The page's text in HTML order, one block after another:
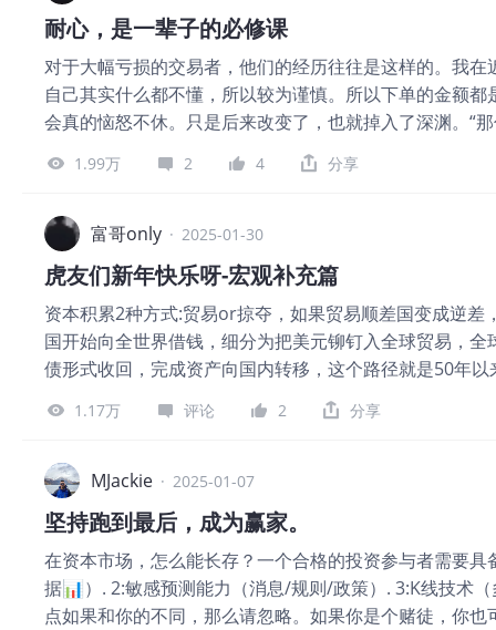
和潜在回报，适合风险承受能力较高、投资经验较为丰
分散投资降低风险，适合大多数普通投资者；债券是一
选择；保险则主要用于风险管理，为家庭提供经济保障
资目标和资金状况，选择适合自己的投资工具。 投资是
抓住每一次市场波动的人，而是那些能够坚守长期投资
有一只股票十年，那就不要考虑拥有它十分钟。”长期
和长期发展潜力，而不是被短期的市场情绪所左右。投
耐心，是一辈子的必修课
对于大幅亏损的交易者，他们的经历往往是这样的。我
自己其实什么都不懂，所以较为谨慎。所以下单的金额
会真的恼怒不休。只是后来改变了，也就掉入了深渊。“
问的好！就是当某个量变达成质变的时候，其一是金钱
明显的产生作用。其二是经验方面，当你投入交易的时
月只能赚几千块的时候，忽然有一天你在一天之内赚到
呢？“所以从只是想赚点零花钱，玩个新鲜，逐步的变
你今天忽然多赚了3万块，你可能会吃一些平时不太常吃
下的工作，做同样时间的那一班地铁，因为3万块这个金
一下300万。答案是：“那对于多数人而言似乎是够了。
你本来就有账户。在你对股市进行经验总结前，你也不
样想。但是偏偏股市上开的户又以前套牢了，于是你总
内你就赚到了半年的工资这个时候有人跳出来跟你说说
1.99万 2 4 分享
富哥only · 2025-01-30
虎友们新年快乐呀-宏观补充篇
资本积累2种方式:贸易or掠夺，如果贸易顺差国变成逆
国开始向全世界借钱，细分为把美元铆钉入全球贸易，
债形式收回，完成资产向国内转移，这个路径就是50年
国，我们赚的是贸易的钱，美国是赚这个钱，还有就是
争摩擦，向未来借钱4种方式维持本国的购买力，而美
乌克兰，中东的战争，因为一但这种模式不可持续，那
纲领里心心念念的制造业回流
1.17万 评论 2 分享
MJackie · 2025-01-07
坚持跑到最后，成为赢家。
在资本市场，怎么能长存？一个合格的投资参与者需要
据📊）. 2:敏感预测能力（消息/规则/政策）. 3:K线技术
点如果和你的不同，那么请忽略。如果你是个赌徒，你